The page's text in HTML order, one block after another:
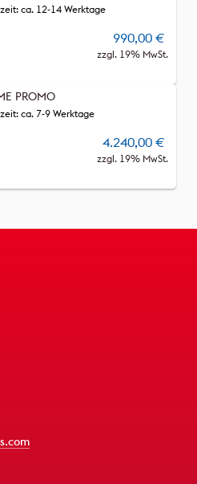
ca. 12-14 Werktage
990,00 €
zzgl. 19% MwSt.
PROMO
ca. 7-9 Werktage
4.240,00 €
zzgl. 19% MwSt.